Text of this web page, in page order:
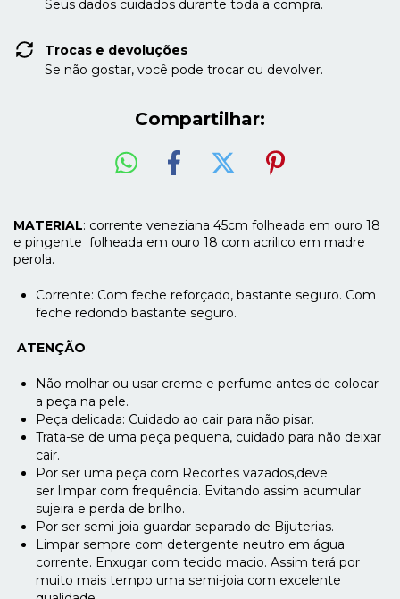
Seus dados cuidados durante toda a compra.
Trocas e devoluções
Se não gostar, você pode trocar ou devolver.
Compartilhar:
MATERIAL: corrente veneziana 45cm folheada em ouro 18
e pingente folheada em ouro 18 com acrilico em madre
perola.
Corrente: Com feche reforçado, bastante seguro. Com
feche redondo bastante seguro.
ATENÇÃO:
Não molhar ou usar creme e perfume antes de colocar
a peça na pele.
Peça delicada: Cuidado ao cair para não pisar.
Trata-se de uma peça pequena, cuidado para não deixar
cair.
Por ser uma peça com Recortes vazados,deve
ser limpar com frequência. Evitando assim acumular
sujeira e perda de brilho.
Por ser semi-joia guardar separado de Bijuterias.
Limpar sempre com detergente neutro em água
corrente. Enxugar com tecido macio. Assim terá por
muito mais tempo uma semi-joia com excelente